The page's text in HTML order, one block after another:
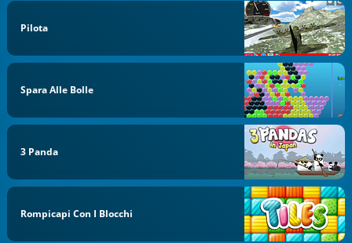
Pilota
Spara Alle Bolle
3 Panda
Rompicapi Con I Blocchi